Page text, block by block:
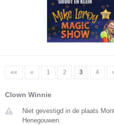
«« « 1 2 3 4
Clown Winnie
Niet gevestigd in de plaats
Henegouwen.